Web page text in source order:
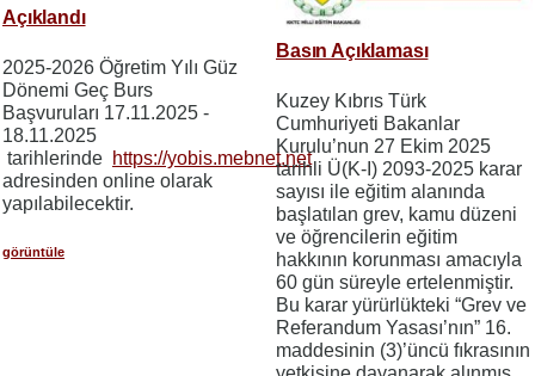
Açıklandı
2025-2026 Öğretim Yılı Güz
Dönemi Geç Burs
Başvuruları 17.11.2025 -
18.11.2025
tarihlerinde https://yobis.mebnet.net
adresinden online olarak
yapılabilecektir.
görüntüle
Basın Açıklaması
Kuzey Kıbrıs Türk
Cumhuriyeti Bakanlar
Kurulu’nun 27 Ekim 2025
tarihli Ü(K-I) 2093-2025 karar
sayısı ile eğitim alanında
başlatılan grev, kamu düzeni
ve öğrencilerin eğitim
hakkının korunması amacıyla
60 gün süreyle ertelenmiştir.
Bu karar yürürlükteki “Grev ve
Referandum Yasası’nın” 16.
maddesinin (3)’üncü fıkrasının